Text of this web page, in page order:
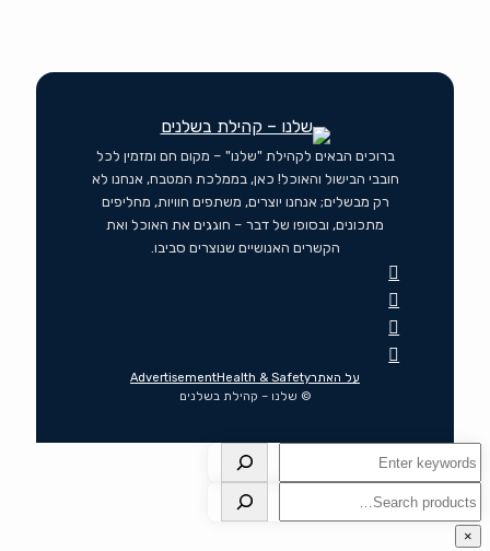
ברוכים הבאים לקהילת "שלנו" – מקום חם ומזמין לכל
חובבי הבישול והאוכל! כאן, בממלכת המטבח, אנחנו לא
רק מבשלים; אנחנו יוצרים, משתפים חוויות, מחליפים
מתכונים, ובסופו של דבר – חוגגים את האוכל ואת
הקשרים האנושיים שנוצרים סביבו.
על האתרHealth & Safety
Advertisement
© שלנו – קהילת בשלנים
חיפוש
חיפוש
×